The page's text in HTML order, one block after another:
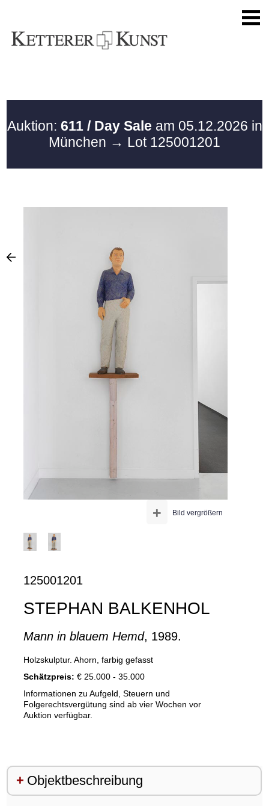
Auktion: 611 / Day Sale am 05.12.2026 in
München → Lot 125001201
Bild vergrößern
+
125001201
STEPHAN BALKENHOL
Mann in blauem Hemd, 1989.
Holzskulptur. Ahorn, farbig gefasst
Schätzpreis: € 25.000 - 35.000
Informationen zu Aufgeld, Steuern und
Folgerechtsvergütung sind ab vier Wochen vor
Auktion verfügbar.
Objektbeschreibung